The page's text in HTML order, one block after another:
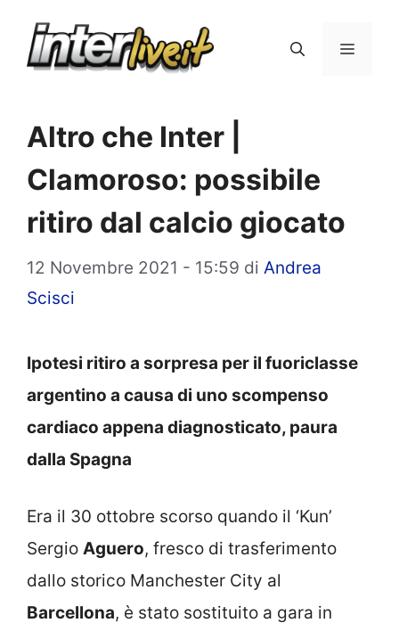
Menu
Altro che Inter |
Clamoroso: possibile
ritiro dal calcio giocato
12 Novembre 2021 - 15:59 di Andrea
Scisci
Ipotesi ritiro a sorpresa per il fuoriclasse
argentino a causa di uno scompenso
cardiaco appena diagnosticato, paura
dalla Spagna
Era il 30 ottobre scorso quando il ‘Kun’
Sergio Aguero, fresco di trasferimento
dallo storico Manchester City al
Barcellona, è stato sostituito a gara in